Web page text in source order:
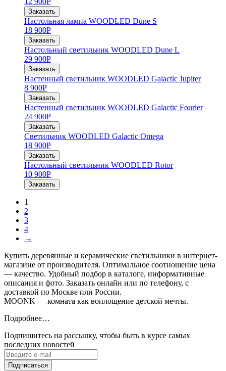
Заказать
Настольная лампа WOODLED Dune S
18 900Р
Заказать
Настольный светильник WOODLED Dune L
29 900Р
Заказать
Настенный светильник WOODLED Galactic Jupiter
8 900Р
Заказать
Настенный светильник WOODLED Galactic Fourier
24 900Р
Заказать
Светильник WOODLED Galactic Omega
18 900Р
Заказать
Настольный светильник WOODLED Rotor
10 900Р
Заказать
1
2
3
4
→
Купить деревянные и керамические светильники в интернет-
магазине от производителя. Оптимальное соотношение цена
— качество. Удобный подбор в каталоге, информативные
описания и фото. Заказать онлайн или по телефону, с
доставкой по Москве или России.
MOONK — комната как воплощение детской мечты.
Подробнее…
Подпишитесь на рассылку, чтобы быть в курсе самых
последних новостей